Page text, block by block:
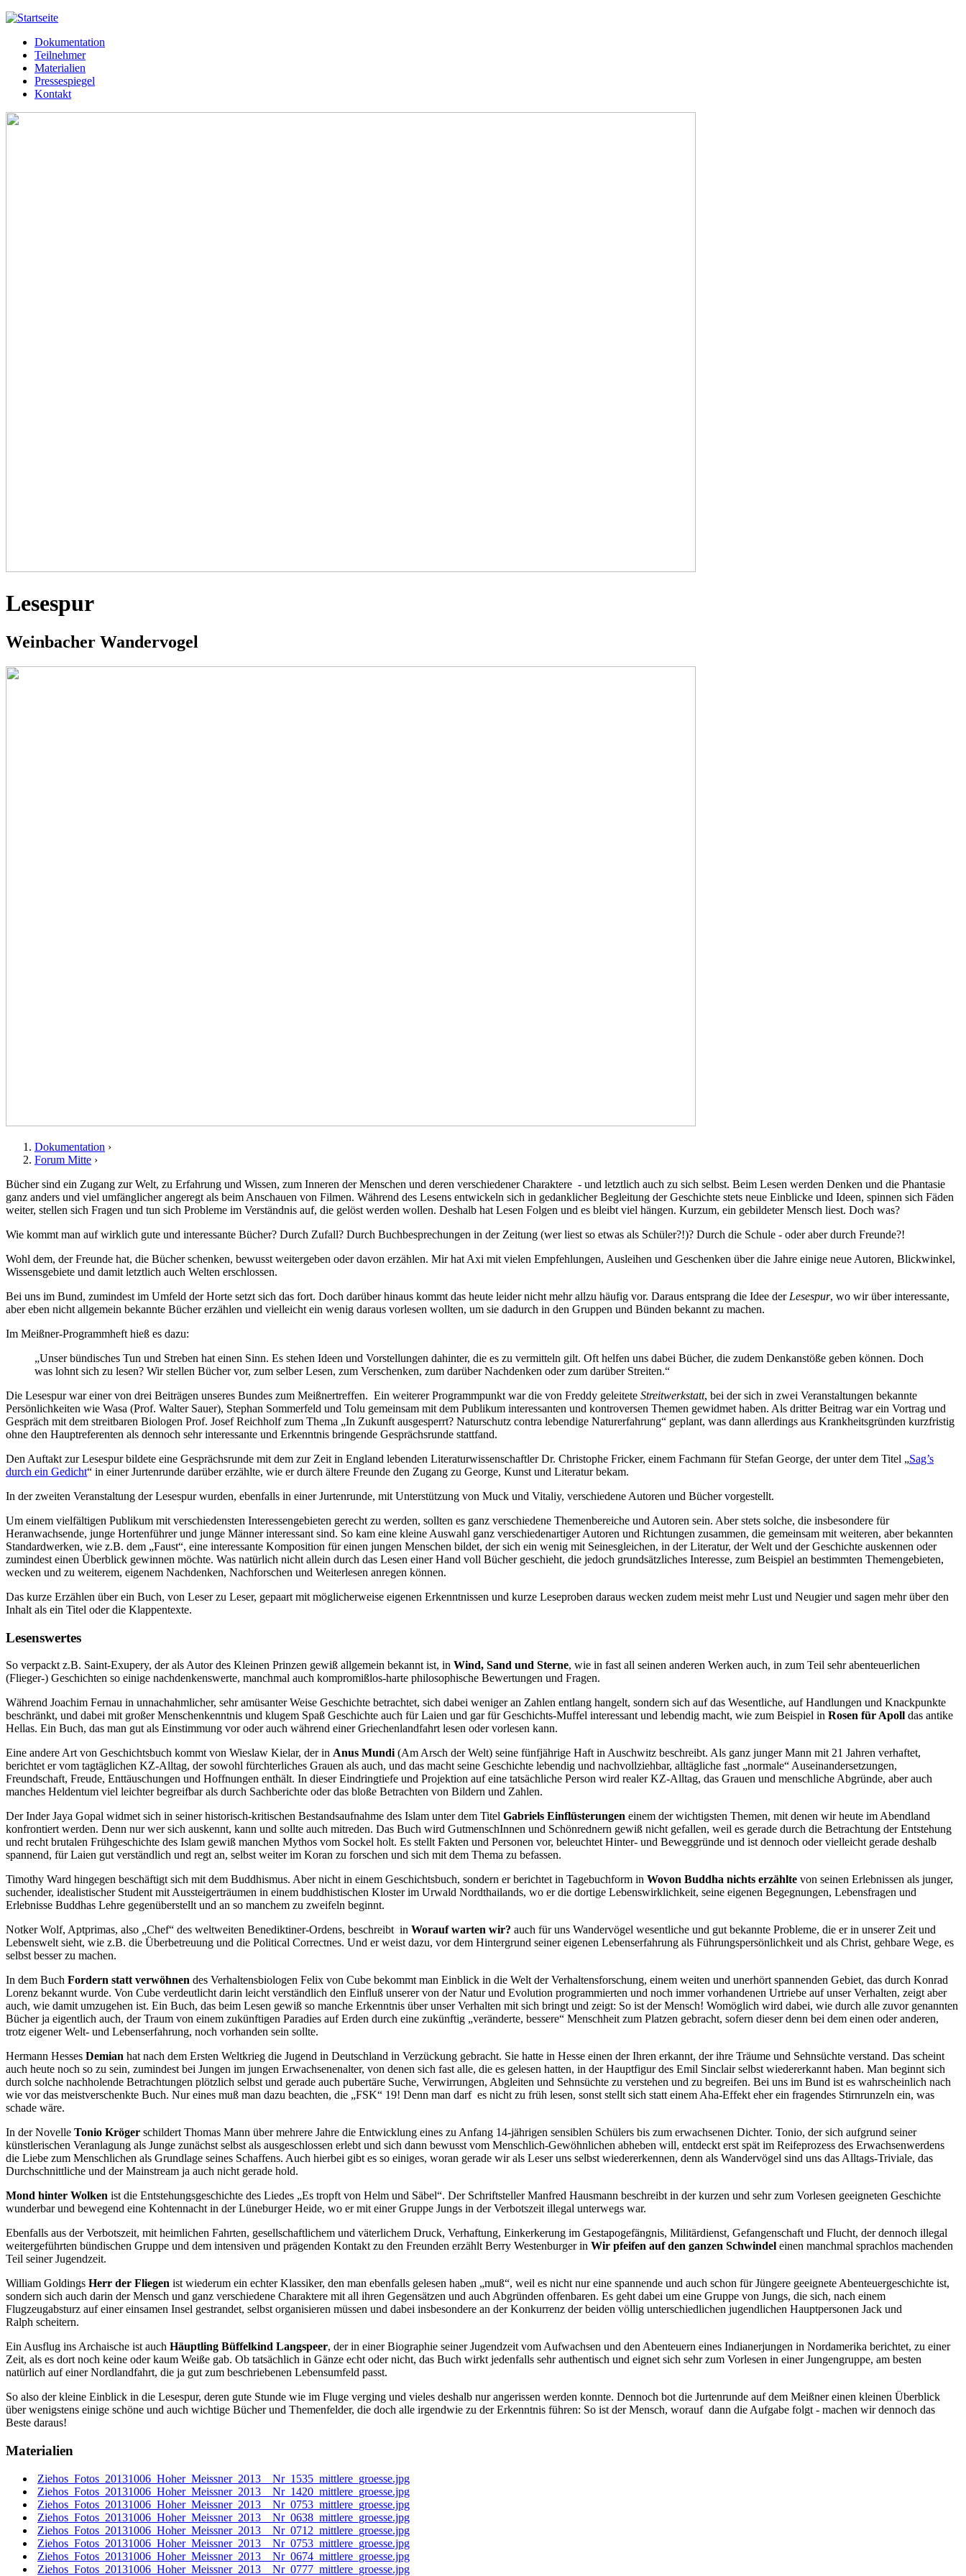
Jump to navigation
Meißner 2013
Hauptmenü
Dokumentation
Teilnehmer
Materialien
Pressespiegel
Kontakt
Lesespur
Weinbacher Wandervogel
Sie sind hier
Dokumentation ›
Forum Mitte ›
Bücher sind ein Zugang zur Welt, zu Erfahrung und Wissen, zum Inneren der Menschen und deren verschiedener Charaktere - und letztlich auch zu sich selbst. Beim Lesen werden Denken und die Phantasie
ganz anders und viel umfänglicher angeregt als beim Anschauen von Filmen. Während des Lesens entwickeln sich in gedanklicher Begleitung der Geschichte stets neue Einblicke und Ideen, spinnen sich Fäden
weiter, stellen sich Fragen und tun sich Probleme im Verständnis auf, die gelöst werden wollen. Deshalb hat Lesen Folgen und es bleibt viel hängen. Kurzum, ein gebildeter Mensch liest. Doch was?
Wie kommt man auf wirklich gute und interessante Bücher? Durch Zufall? Durch Buchbesprechungen in der Zeitung (wer liest so etwas als Schüler?!)? Durch die Schule - oder aber durch Freunde?!
Wohl dem, der Freunde hat, die Bücher schenken, bewusst weitergeben oder davon erzählen. Mir hat Axi mit vielen Empfehlungen, Ausleihen und Geschenken über die Jahre einige neue Autoren, Blickwinkel,
Wissensgebiete und damit letztlich auch Welten erschlossen.
Bei uns im Bund, zumindest im Umfeld der Horte setzt sich das fort. Doch darüber hinaus kommt das heute leider nicht mehr allzu häufig vor. Daraus entsprang die Idee der Lesespur, wo wir über interessante,
aber eben nicht allgemein bekannte Bücher erzählen und vielleicht ein wenig daraus vorlesen wollten, um sie dadurch in den Gruppen und Bünden bekannt zu machen.
Im Meißner-Programmheft hieß es dazu:
„Unser bündisches Tun und Streben hat einen Sinn. Es stehen Ideen und Vorstellungen dahinter, die es zu vermitteln gilt. Oft helfen uns dabei Bücher, die zudem Denkanstöße geben können. Doch
was lohnt sich zu lesen? Wir stellen Bücher vor, zum selber Lesen, zum Verschenken, zum darüber Nachdenken oder zum darüber Streiten.“
Die Lesespur war einer von drei Beiträgen unseres Bundes zum Meißnertreffen. Ein weiterer Programmpunkt war die von Freddy geleitete Streitwerkstatt, bei der sich in zwei Veranstaltungen bekannte
Persönlichkeiten wie Wasa (Prof. Walter Sauer), Stephan Sommerfeld und Tolu gemeinsam mit dem Publikum interessanten und kontroversen Themen gewidmet haben. Als dritter Beitrag war ein Vortrag und
Gespräch mit dem streitbaren Biologen Prof. Josef Reichholf zum Thema „In Zukunft ausgesperrt? Naturschutz contra lebendige Naturerfahrung“ geplant, was dann allerdings aus Krankheitsgründen kurzfristig
ohne den Hauptreferenten als dennoch sehr interessante und Erkenntnis bringende Gesprächsrunde stattfand.
Den Auftakt zur Lesespur bildete eine Gesprächsrunde mit dem zur Zeit in England lebenden Literaturwissenschaftler Dr. Christophe Fricker, einem Fachmann für Stefan George, der unter dem Titel „Sag’s
durch ein Gedicht“ in einer Jurtenrunde darüber erzählte, wie er durch ältere Freunde den Zugang zu George, Kunst und Literatur bekam.
In der zweiten Veranstaltung der Lesespur wurden, ebenfalls in einer Jurtenrunde, mit Unterstützung von Muck und Vitaliy, verschiedene Autoren und Bücher vorgestellt.
Um einem vielfältigen Publikum mit verschiedensten Interessengebieten gerecht zu werden, sollten es ganz verschiedene Themenbereiche und Autoren sein. Aber stets solche, die insbesondere für
Heranwachsende, junge Hortenführer und junge Männer interessant sind. So kam eine kleine Auswahl ganz verschiedenartiger Autoren und Richtungen zusammen, die gemeinsam mit weiteren, aber bekannten
Standardwerken, wie z.B. dem „Faust“, eine interessante Komposition für einen jungen Menschen bildet, der sich ein wenig mit Seinesgleichen, in der Literatur, der Welt und der Geschichte auskennen oder
zumindest einen Überblick gewinnen möchte. Was natürlich nicht allein durch das Lesen einer Hand voll Bücher geschieht, die jedoch grundsätzliches Interesse, zum Beispiel an bestimmten Themengebieten,
wecken und zu weiterem, eigenem Nachdenken, Nachforschen und Weiterlesen anregen können.
Das kurze Erzählen über ein Buch, von Leser zu Leser, gepaart mit möglicherweise eigenen Erkenntnissen und kurze Leseproben daraus wecken zudem meist mehr Lust und Neugier und sagen mehr über den
Inhalt als ein Titel oder die Klappentexte.
Lesenswertes
So verpackt z.B. Saint-Exupery, der als Autor des Kleinen Prinzen gewiß allgemein bekannt ist, in Wind, Sand und Sterne, wie in fast all seinen anderen Werken auch, in zum Teil sehr abenteuerlichen
(Flieger-) Geschichten so einige nachdenkenswerte, manchmal auch kompromißlos-harte philosophische Bewertungen und Fragen.
Während Joachim Fernau in unnachahmlicher, sehr amüsanter Weise Geschichte betrachtet, sich dabei weniger an Zahlen entlang hangelt, sondern sich auf das Wesentliche, auf Handlungen und Knackpunkte
beschränkt, und dabei mit großer Menschenkenntnis und klugem Spaß Geschichte auch für Laien und gar für Geschichts-Muffel interessant und lebendig macht, wie zum Beispiel in Rosen für Apoll das antike
Hellas. Ein Buch, das man gut als Einstimmung vor oder auch während einer Griechenlandfahrt lesen oder vorlesen kann.
Eine andere Art von Geschichtsbuch kommt von Wieslaw Kielar, der in Anus Mundi (Am Arsch der Welt) seine fünfjährige Haft in Auschwitz beschreibt. Als ganz junger Mann mit 21 Jahren verhaftet,
berichtet er vom tagtäglichen KZ-Alltag, der sowohl fürchterliches Grauen als auch, und das macht seine Geschichte lebendig und nachvollziehbar, alltägliche fast „normale“ Auseinandersetzungen,
Freundschaft, Freude, Enttäuschungen und Hoffnungen enthält. In dieser Eindringtiefe und Projektion auf eine tatsächliche Person wird realerKZ-Alltag, das Grauen und menschliche Abgründe, aber auch
manches Heldentum viel leichter begreifbar als durch Sachberichte oder das bloße Betrachten von Bildern und Zahlen.
Der Inder Jaya Gopal widmet sich in seiner historisch-kritischen Bestandsaufnahme des Islam unter dem Titel Gabriels Einflüsterungen einem der wichtigsten Themen, mit denen wir heute im Abendland
konfrontiert werden. Denn nur wer sich auskennt, kann und sollte auch mitreden. Das Buch wird GutmenschInnen und Schönrednern gewiß nicht gefallen, weil es gerade durch die Betrachtung der Entstehung
und recht brutalen Frühgeschichte des Islam gewiß manchen Mythos vom Sockel holt. Es stellt Fakten und Personen vor, beleuchtet Hinter- und Beweggründe und ist dennoch oder vielleicht gerade deshalb
spannend, für Laien gut verständlich und regt an, selbst weiter im Koran zu forschen und sich mit dem Thema zu befassen.
Timothy Ward hingegen beschäftigt sich mit dem Buddhismus. Aber nicht in einem Geschichtsbuch, sondern er berichtet in Tagebuchform in Wovon Buddha nichts erzählte von seinen Erlebnissen als junger,
suchender, idealistischer Student mit Aussteigerträumen in einem buddhistischen Kloster im Urwald Nordthailands, wo er die dortige Lebenswirklichkeit, seine eigenen Begegnungen, Lebensfragen und
Erlebnisse Buddhas Lehre gegenüberstellt und an so manchem zu zweifeln beginnt.
Notker Wolf, Aptprimas, also „Chef“ des weltweiten Benediktiner-Ordens, beschreibt in Worauf warten wir? auch für uns Wandervögel wesentliche und gut bekannte Probleme, die er in unserer Zeit und
Lebenswelt sieht, wie z.B. die Überbetreuung und die Political Correctnes. Und er weist dazu, vor dem Hintergrund seiner eigenen Lebenserfahrung als Führungspersönlichkeit und als Christ, gehbare Wege, es
selbst besser zu machen.
In dem Buch Fordern statt verwöhnen des Verhaltensbiologen Felix von Cube bekommt man Einblick in die Welt der Verhaltensforschung, einem weiten und unerhört spannenden Gebiet, das durch Konrad
Lorenz bekannt wurde. Von Cube verdeutlicht darin leicht verständlich den Einfluß unserer von der Natur und Evolution programmierten und noch immer vorhandenen Urtriebe auf unser Verhalten, zeigt aber
auch, wie damit umzugehen ist. Ein Buch, das beim Lesen gewiß so manche Erkenntnis über unser Verhalten mit sich bringt und zeigt: So ist der Mensch! Womöglich wird dabei, wie durch alle zuvor genannten
Bücher ja eigentlich auch, der Traum von einem zukünftigen Paradies auf Erden durch eine zukünftig „veränderte, bessere“ Menschheit zum Platzen gebracht, sofern dieser denn bei dem einen oder anderen,
trotz eigener Welt- und Lebenserfahrung, noch vorhanden sein sollte.
Hermann Hesses Demian hat nach dem Ersten Weltkrieg die Jugend in Deutschland in Verzückung gebracht. Sie hatte in Hesse einen der Ihren erkannt, der ihre Träume und Sehnsüchte verstand. Das scheint
auch heute noch so zu sein, zumindest bei Jungen im jungen Erwachsenenalter, von denen sich fast alle, die es gelesen hatten, in der Hauptfigur des Emil Sinclair selbst wiedererkannt haben. Man beginnt sich
durch solche nachholende Betrachtungen plötzlich selbst und gerade auch pubertäre Suche, Verwirrungen, Abgleiten und Sehnsüchte zu verstehen und zu begreifen. Bei uns im Bund ist es wahrscheinlich nach
wie vor das meistverschenkte Buch. Nur eines muß man dazu beachten, die „FSK“ 19! Denn man darf es nicht zu früh lesen, sonst stellt sich statt einem Aha-Effekt eher ein fragendes Stirnrunzeln ein, was
schade wäre.
In der Novelle Tonio Kröger schildert Thomas Mann über mehrere Jahre die Entwicklung eines zu Anfang 14-jährigen sensiblen Schülers bis zum erwachsenen Dichter. Tonio, der sich aufgrund seiner
künstlerischen Veranlagung als Junge zunächst selbst als ausgeschlossen erlebt und sich dann bewusst vom Menschlich-Gewöhnlichen abheben will, entdeckt erst spät im Reifeprozess des Erwachsenwerdens
die Liebe zum Menschlichen als Grundlage seines Schaffens. Auch hierbei gibt es so einiges, woran gerade wir als Leser uns selbst wiedererkennen, denn als Wandervögel sind uns das Alltags-Triviale, das
Durchschnittliche und der Mainstream ja auch nicht gerade hold.
Mond hinter Wolken ist die Entstehungsgeschichte des Liedes „Es tropft von Helm und Säbel“. Der Schriftsteller Manfred Hausmann beschreibt in der kurzen und sehr zum Vorlesen geeigneten Geschichte
wunderbar und bewegend eine Kohtennacht in der Lüneburger Heide, wo er mit einer Gruppe Jungs in der Verbotszeit illegal unterwegs war.
Ebenfalls aus der Verbotszeit, mit heimlichen Fahrten, gesellschaftlichem und väterlichem Druck, Verhaftung, Einkerkerung im Gestapogefängnis, Militärdienst, Gefangenschaft und Flucht, der dennoch illegal
weitergeführten bündischen Gruppe und dem intensiven und prägenden Kontakt zu den Freunden erzählt Berry Westenburger in Wir pfeifen auf den ganzen Schwindel einen manchmal sprachlos machenden
Teil seiner Jugendzeit.
William Goldings Herr der Fliegen ist wiederum ein echter Klassiker, den man ebenfalls gelesen haben „muß“, weil es nicht nur eine spannende und auch schon für Jüngere geeignete Abenteuergeschichte ist,
sondern sich auch darin der Mensch und ganz verschiedene Charaktere mit all ihren Gegensätzen und auch Abgründen offenbaren. Es geht dabei um eine Gruppe von Jungs, die sich, nach einem
Flugzeugabsturz auf einer einsamen Insel gestrandet, selbst organisieren müssen und dabei insbesondere an der Konkurrenz der beiden völlig unterschiedlichen jugendlichen Hauptpersonen Jack und
Ralph scheitern.
Ein Ausflug ins Archaische ist auch Häuptling Büffelkind Langspeer, der in einer Biographie seiner Jugendzeit vom Aufwachsen und den Abenteuern eines Indianerjungen in Nordamerika berichtet, zu einer
Zeit, als es dort noch keine oder kaum Weiße gab. Ob tatsächlich in Gänze echt oder nicht, das Buch wirkt jedenfalls sehr authentisch und eignet sich sehr zum Vorlesen in einer Jungengruppe, am besten
natürlich auf einer Nordlandfahrt, die ja gut zum beschriebenen Lebensumfeld passt.
So also der kleine Einblick in die Lesespur, deren gute Stunde wie im Fluge verging und vieles deshalb nur angerissen werden konnte. Dennoch bot die Jurtenrunde auf dem Meißner einen kleinen Überblick
über wenigstens einige schöne und auch wichtige Bücher und Themenfelder, die doch alle irgendwie zu der Erkenntnis führen: So ist der Mensch, worauf dann die Aufgabe folgt - machen wir dennoch das
Beste daraus!
Materialien
Ziehos_Fotos_20131006_Hoher_Meissner_2013__Nr_1535_mittlere_groesse.jpg
Ziehos_Fotos_20131006_Hoher_Meissner_2013__Nr_1420_mittlere_groesse.jpg
Ziehos_Fotos_20131006_Hoher_Meissner_2013__Nr_0753_mittlere_groesse.jpg
Ziehos_Fotos_20131006_Hoher_Meissner_2013__Nr_0638_mittlere_groesse.jpg
Ziehos_Fotos_20131006_Hoher_Meissner_2013__Nr_0712_mittlere_groesse.jpg
Ziehos_Fotos_20131006_Hoher_Meissner_2013__Nr_0753_mittlere_groesse.jpg
Ziehos_Fotos_20131006_Hoher_Meissner_2013__Nr_0674_mittlere_groesse.jpg
Ziehos_Fotos_20131006_Hoher_Meissner_2013__Nr_0777_mittlere_groesse.jpg